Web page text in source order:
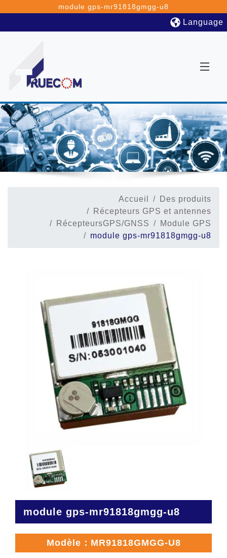
module gps-mr91818gmgg-u8
Language
Accueil
Des produits
Récepteurs GPS et antennes
RécepteursGPS/GNSS
Module GPS
module gps-mr91818gmgg-u8
module gps-mr91818gmgg-u8
Modèle：MR91818GMGG-U8